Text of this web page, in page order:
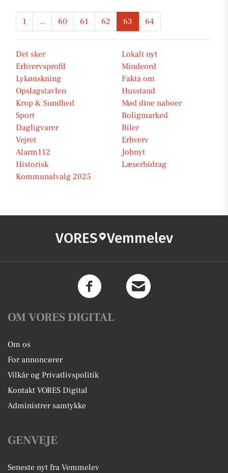
1 ... 60 61 62 63 64
Det sker
Lokalt nyt
Erhvervsprofil
Mindeord
Lykønskning
Fakta om
Opslagstavlen
Husstand
Krop & Sundhed
Mød dine naboer
Sport
Boligmarked
Dagligvarer
Biler
Vejret
Erhverv
Alarm112
Jobnyt
Historisk
Læserbidrag
Kommunalvalg 2025
VORES Vemmelev
OM VORES DIGITAL
Om os
For annoncører
Vilkår og Privatlivspolitik
Kontakt VORES Digital
Administrer samtykke
GENVEJE
Seneste nyt fra Vemmelev